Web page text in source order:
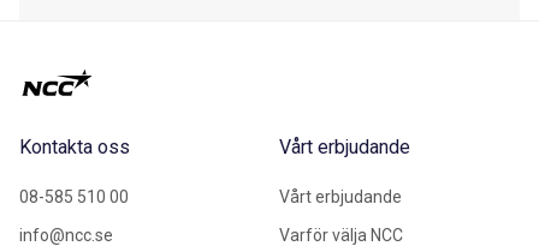
Kontakta oss
08-585 510 00
info@ncc.se
Vårt erbjudande
Vårt erbjudande
Varför välja NCC